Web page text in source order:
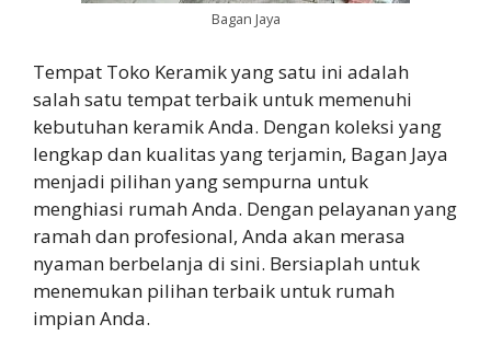
Bagan Jaya
Tempat Toko Keramik yang satu ini adalah
salah satu tempat terbaik untuk memenuhi
kebutuhan keramik Anda. Dengan koleksi yang
lengkap dan kualitas yang terjamin, Bagan Jaya
menjadi pilihan yang sempurna untuk
menghiasi rumah Anda. Dengan pelayanan yang
ramah dan profesional, Anda akan merasa
nyaman berbelanja di sini. Bersiaplah untuk
menemukan pilihan terbaik untuk rumah
impian Anda.